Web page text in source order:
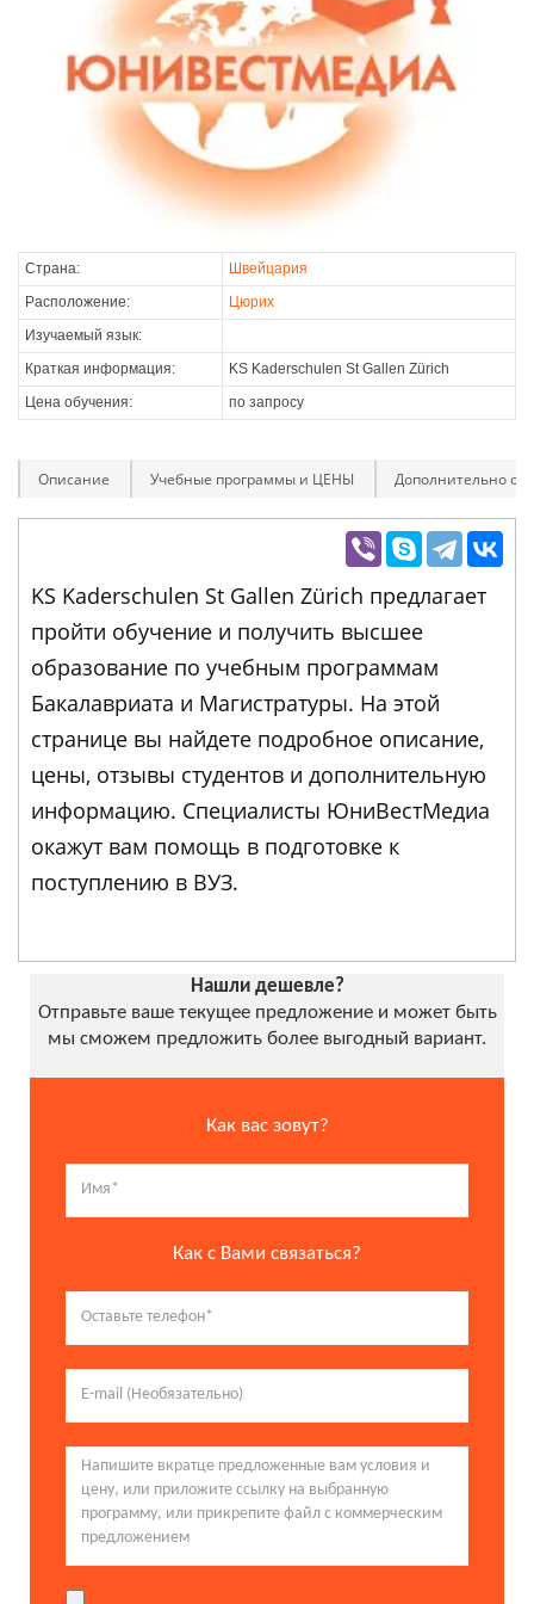
Страна:
Швейцария
Расположение:
Цюрих
Изучаемый язык:
Краткая информация:
KS Kaderschulen St Gallen Zürich
Цена обучения:
по запросу
Описание Учебные программы и ЦЕНЫ Дополнительно
KS Kaderschulen St Gallen Zürich предлагает
пройти обучение и получить высшее
образование по учебным программам
Бакалавриата и Магистратуры. На этой
странице вы найдете подробное описание,
цены, отзывы студентов и дополнительную
информацию. Специалисты ЮниВестМедиа
окажут вам помощь в подготовке к
поступлению в ВУЗ.
Нашли дешевле?
Отправьте ваше текущее предложение и может быть
мы сможем предложить более выгодный вариант.
Как вас зовут?
Как с Вами связаться?